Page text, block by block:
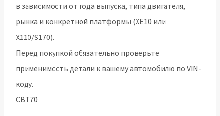
в зависимости от года выпуска, типа двигателя,
рынка и конкретной платформы (XE10 или
X110/S170).
Перед покупкой обязательно проверьте
применимость детали к вашему автомобилю по VIN-
коду.
CBT70